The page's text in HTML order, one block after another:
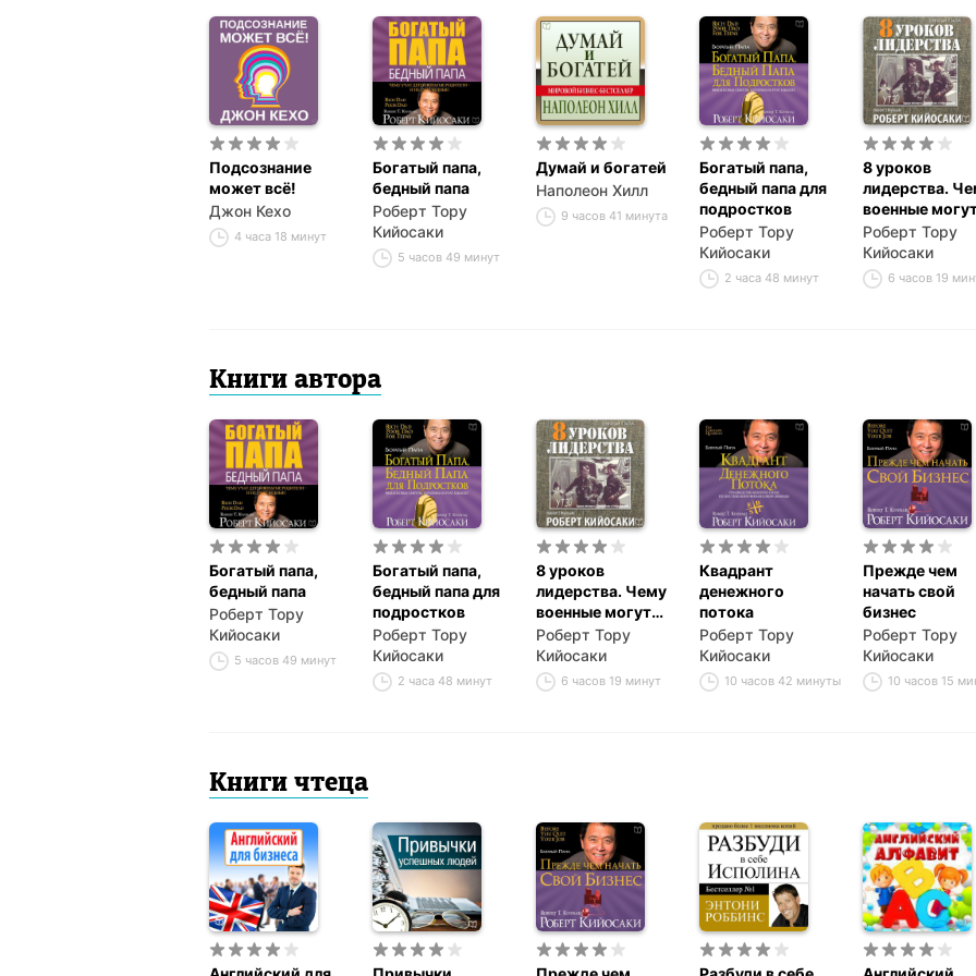
Подсознание
может всё!
Джон Кехо
4 часа 18 минут
Богатый папа,
бедный папа
Роберт Тору
Кийосаки
5 часов 49 минут
Думай и богатей
Наполеон Хилл
9 часов 41 минута
Богатый папа,
бедный папа для
подростков
Роберт Тору
Кийосаки
2 часа 48 минут
8 уроков
лидерства.
военные
научить
лидеров
Роберт Тору
Кийосаки
6 часов 19
Книги автора
Богатый папа,
бедный папа
Роберт Тору
Кийосаки
5 часов 49 минут
Богатый папа,
бедный папа для
подростков
Роберт Тору
Кийосаки
2 часа 48 минут
8 уроков
лидерства. Чему
военные могут
научить бизнес-
лидеров
Роберт Тору
Кийосаки
6 часов 19 минут
Квадрант
денежного
потока
Роберт Тору
Кийосаки
10 часов 42 минуты
Прежде чем
начать свой
бизнес
Роберт Тору
Кийосаки
10 часов 15
Книги чтеца